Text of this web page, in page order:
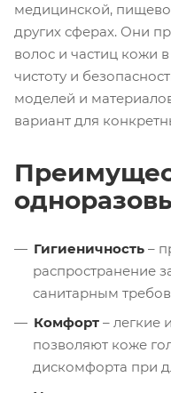
медицинской,
других сферах. Они
волос и частиц кожи
чистоту и
моделей и
вариант для
Гигиеничность –
распространение
санитарным
Комфорт –
позволяют коже
дискомфорта при